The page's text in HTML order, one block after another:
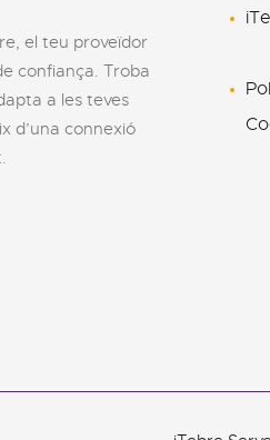
el teu proveïdor
confiança. Troba
a les teves
d’una connexió